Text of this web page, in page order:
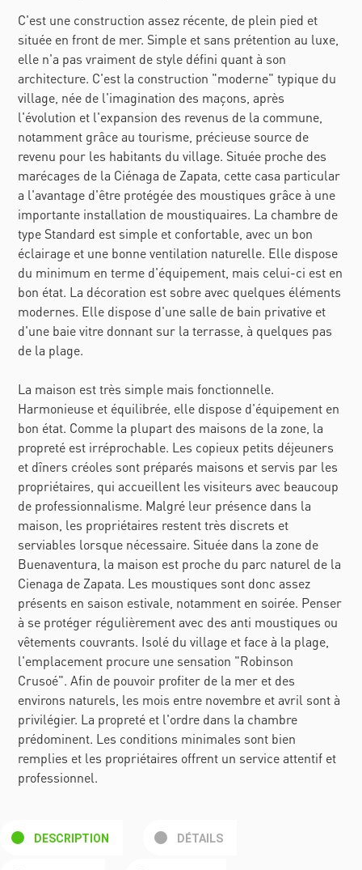
C'est une construction assez récente, de plein pied et
située en front de mer. Simple et sans prétention au luxe,
elle n'a pas vraiment de style défini quant à son
architecture. C'est la construction "moderne" typique du
village, née de l'imagination des maçons, après
l'évolution et l'expansion des revenus de la commune,
notamment grâce au tourisme, précieuse source de
revenu pour les habitants du village. Située proche des
marécages de la Ciénaga de Zapata, cette casa particular
a l'avantage d'être protégée des moustiques grâce à une
importante installation de moustiquaires. La chambre de
type Standard est simple et confortable, avec un bon
éclairage et une bonne ventilation naturelle. Elle dispose
du minimum en terme d'équipement, mais celui-ci est en
bon état. La décoration est sobre avec quelques éléments
modernes. Elle dispose d'une salle de bain privative et
d'une baie vitre donnant sur la terrasse, à quelques pas
de la plage.
La maison est très simple mais fonctionnelle.
Harmonieuse et équilibrée, elle dispose d'équipement en
bon état. Comme la plupart des maisons de la zone, la
propreté est irréprochable. Les copieux petits déjeuners
et dîners créoles sont préparés maisons et servis par les
propriétaires, qui accueillent les visiteurs avec beaucoup
de professionnalisme. Malgré leur présence dans la
maison, les propriétaires restent très discrets et
serviables lorsque nécessaire. Située dans la zone de
Buenaventura, la maison est proche du parc naturel de la
Cienaga de Zapata. Les moustiques sont donc assez
présents en saison estivale, notamment en soirée. Penser
à se protéger régulièrement avec des anti moustiques ou
vêtements couvrants. Isolé du village et face à la plage,
l'emplacement procure une sensation "Robinson
Crusoé". Afin de pouvoir profiter de la mer et des
environs naturels, les mois entre novembre et avril sont à
privilégier. La propreté et l'ordre dans la chambre
prédominent. Les conditions minimales sont bien
remplies et les propriétaires offrent un service attentif et
professionnel.
DESCRIPTION DÉTAILS